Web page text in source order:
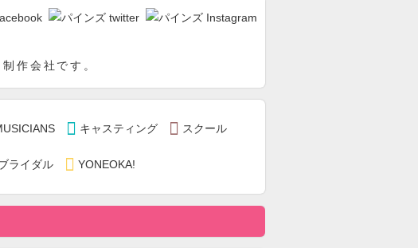
作会社です。
 キャスティング  スクール
ライダル  YONEOKA!